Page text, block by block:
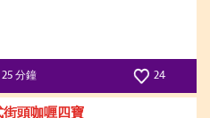
25 分鐘 24
街頭咖喱四寶